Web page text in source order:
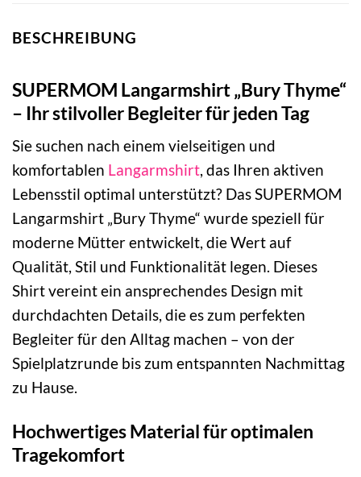
BESCHREIBUNG
SUPERMOM Langarmshirt „Bury Thyme“
– Ihr stilvoller Begleiter für jeden Tag
Sie suchen nach einem vielseitigen und
komfortablen Langarmshirt, das Ihren aktiven
Lebensstil optimal unterstützt? Das SUPERMOM
Langarmshirt „Bury Thyme“ wurde speziell für
moderne Mütter entwickelt, die Wert auf
Qualität, Stil und Funktionalität legen. Dieses
Shirt vereint ein ansprechendes Design mit
durchdachten Details, die es zum perfekten
Begleiter für den Alltag machen – von der
Spielplatzrunde bis zum entspannten Nachmittag
zu Hause.
Hochwertiges Material für optimalen
Tragekomfort